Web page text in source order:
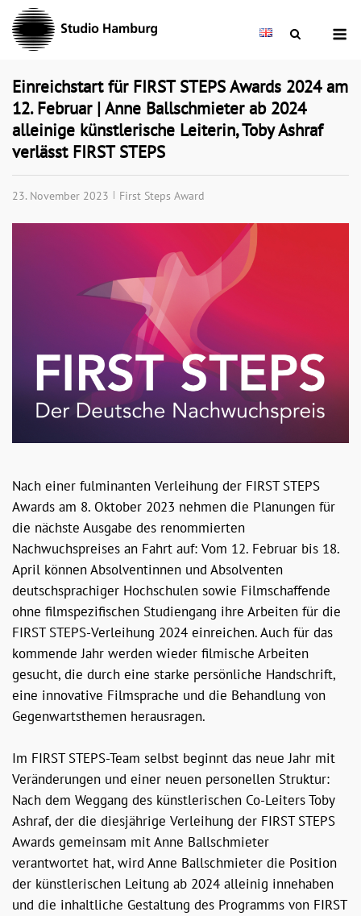
Skip
content
Einreichstart für FIRST STEPS Awards 2024 am
12. Februar | Anne Ballschmieter ab 2024
alleinige künstlerische Leiterin, Toby Ashraf
verlässt FIRST STEPS
23. November 2023 First Steps Award
Nach einer fulminanten Verleihung der FIRST STEPS
Awards am 8. Oktober 2023 nehmen die Planungen für
die nächste Ausgabe des renommierten
Nachwuchspreises an Fahrt auf: Vom 12. Februar bis 18.
April können Absolventinnen und Absolventen
deutschsprachiger Hochschulen sowie Filmschaffende
ohne filmspezifischen Studiengang ihre Arbeiten für die
FIRST STEPS-Verleihung 2024 einreichen. Auch für das
kommende Jahr werden wieder filmische Arbeiten
gesucht, die durch eine starke persönliche Handschrift,
eine innovative Filmsprache und die Behandlung von
Gegenwartsthemen herausragen.
Im FIRST STEPS-Team selbst beginnt das neue Jahr mit
Veränderungen und einer neuen personellen Struktur:
Nach dem Weggang des künstlerischen Co-Leiters Toby
Ashraf, der die diesjährige Verleihung der FIRST STEPS
Awards gemeinsam mit Anne Ballschmieter
verantwortet hat, wird Anne Ballschmieter die Position
der künstlerischen Leitung ab 2024 alleinig innehaben
und die inhaltliche Gestaltung des Programms von FIRST